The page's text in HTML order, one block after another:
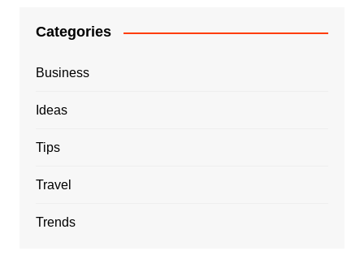
Categories
Business
Ideas
Tips
Travel
Trends